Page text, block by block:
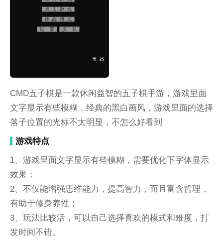
CMD五子棋是一款休闲益智的五子棋手游，游戏里面
文字显示有些模糊，经典的黑白画风，游戏里面的选择
落子位置的光标不太明显，不怎么好看到
游戏特点
1、游戏里面文字显示有些模糊，需要优化下字体显示
效果；
2、不仅能增强思维能力，提高智力，而且富含哲理，
有助于修身养性；
3、玩法比较活，可以自己选择喜欢的模式和难度，打
发时间不错。